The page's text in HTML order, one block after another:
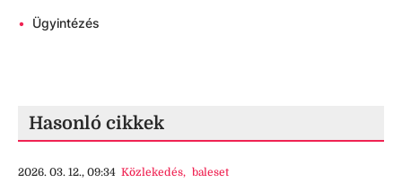
• Ügyintézés
Hasonló cikkek
2026. 03. 12., 09:34 Közlekedés, baleset